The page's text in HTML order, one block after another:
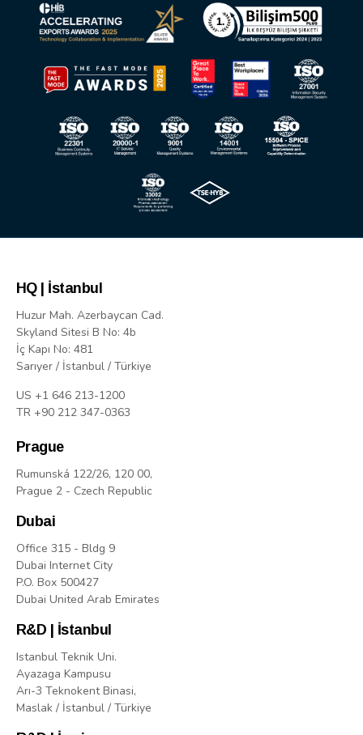
HQ | İstanbul
Huzur Mah. Azerbaycan Cad.
Skyland Sitesi B No: 4b
İç Kapı No: 481
Sarıyer / İstanbul / Türkiye
US +1 646 213-1200
TR +90 212 347-0363
Prague
Rumunská 122/26, 120 00,
Prague 2 - Czech Republic
Dubai
Office 315 - Bldg 9
Dubai Internet City
P.O. Box 500427
Dubai United Arab Emirates
R&D | İstanbul
Istanbul Teknik Uni.
Ayazaga Kampusu
Arı-3 Teknokent Binasi,
Maslak / İstanbul / Türkiye